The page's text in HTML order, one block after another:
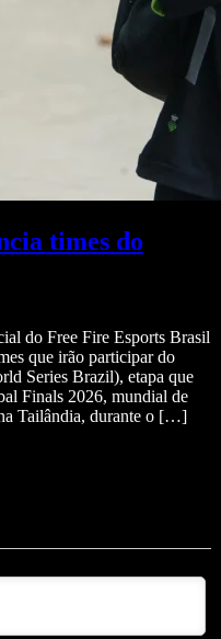
times do
do Free Fire Esports Brasil
que irão participar do
Series Brazil), etapa que
Finals 2026, mundial de
Tailândia, durante o […]